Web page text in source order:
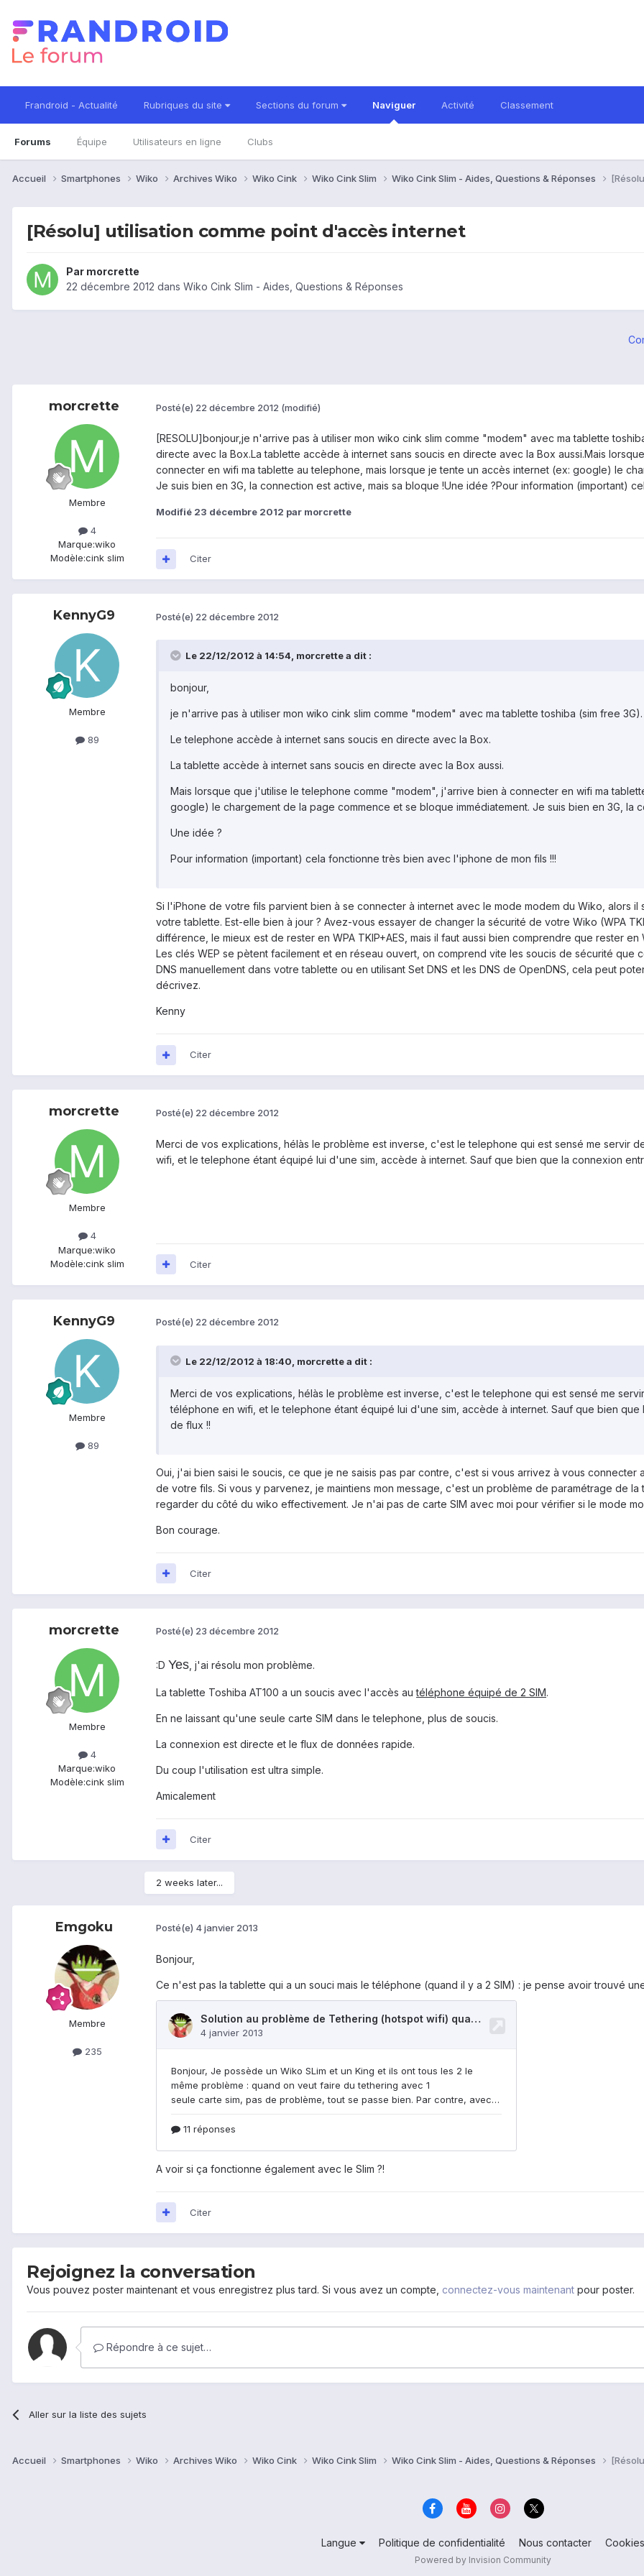
Frandroid - Actualité Rubriques du site Sections du forum Naviguer
Forums Équipe Utilisateurs en ligne Clubs
Activité Classement
Accueil Smartphones Wiko Archives Wiko Wiko Cink Wiko Cink Slim Wiko Cink Slim - Aides, Questions & Réponses
[Résolu] utilisation comme point d'accès internet
Par morcrette
22 décembre 2012 dans Wiko Cink Slim - Aides, Questions & Réponses
morcrette
Membre
4
Marque:wiko
Modèle:cink slim
Posté(e) 22 décembre 2012 (modifié)
[RESOLU]bonjour,je n'arrive pas à utiliser mon wiko cink slim comme "modem" avec ma tablette
directe avec la Box.La tablette accède à internet sans soucis en directe avec la Box aussi.Mais
connecter en wifi ma tablette au telephone, mais lorsque je tente un accès internet (ex: google) le
Je suis bien en 3G, la connection est active, mais sa bloque !Une idée ?Pour information (important)
Modifié 23 décembre 2012 par morcrette
Citer
KennyG9
Membre
89
Posté(e) 22 décembre 2012
Le 22/12/2012 à 14:54, morcrette a dit :
bonjour,
je n'arrive pas à utiliser mon wiko cink slim comme "modem" avec ma tablette toshiba (sim free 3G).
Le telephone accède à internet sans soucis en directe avec la Box.
La tablette accède à internet sans soucis en directe avec la Box aussi.
Mais lorsque que j'utilise le telephone comme "modem", j'arrive bien à connecter en wifi ma
google) le chargement de la page commence et se bloque immédiatement. Je suis bien en 3G, la
Une idée ?
Pour information (important) cela fonctionne très bien avec l'iphone de mon fils !!!
Si l'iPhone de votre fils parvient bien à se connecter à internet avec le mode modem du Wiko, alors
votre tablette. Est-elle bien à jour ? Avez-vous essayer de changer la sécurité de votre Wiko (WPA
différence, le mieux est de rester en WPA TKIP+AES, mais il faut aussi bien comprendre que rester
Les clés WEP se pètent facilement et en réseau ouvert, on comprend vite les soucis de sécurité
DNS manuellement dans votre tablette ou en utilisant Set DNS et les DNS de OpenDNS, cela peut
décrivez.
Kenny
Citer
morcrette
Membre
4
Marque:wiko
Modèle:cink slim
Posté(e) 22 décembre 2012
Merci de vos explications, hélàs le problème est inverse, c'est le telephone qui est sensé me servir
wifi, et le telephone étant équipé lui d'une sim, accède à internet. Sauf que bien que la connexion
Citer
KennyG9
Membre
89
Posté(e) 22 décembre 2012
Le 22/12/2012 à 18:40, morcrette a dit :
Merci de vos explications, hélàs le problème est inverse, c'est le telephone qui est sensé me
téléphone en wifi, et le telephone étant équipé lui d'une sim, accède à internet. Sauf que bien
de flux !!
Oui, j'ai bien saisi le soucis, ce que je ne saisis pas par contre, c'est si vous arrivez à vous
de votre fils. Si vous y parvenez, je maintiens mon message, c'est un problème de paramétrage de
regarder du côté du wiko effectivement. Je n'ai pas de carte SIM avec moi pour vérifier si le mode
Bon courage.
Citer
morcrette
Membre
4
Marque:wiko
Modèle:cink slim
Posté(e) 23 décembre 2012
:D Yes , j'ai résolu mon problème.
La tablette Toshiba AT100 a un soucis avec l'accès autéléphone équipé de 2 SIM.
En ne laissant qu'une seule carte SIM dans le telephone, plus de soucis.
La connexion est directe et le flux de données rapide.
Du coup l'utilisation est ultra simple.
Amicalement
Citer
2 weeks later...
Emgoku
Membre
235
Posté(e) 4 janvier 2013
Bonjour,
Ce n'est pas la tablette qui a un souci mais le téléphone (quand il y a 2 SIM) : je pense avoir trouvé
A voir si ça fonctionne également avec le Slim ?!
Citer
Rejoignez la conversation
Vous pouvez poster maintenant et vous enregistrez plus tard. Si vous avez un compte, connectez-vous maintenant pour poster.
Répondre à ce sujet…
Aller sur la liste des sujets
Accueil Smartphones Wiko Archives Wiko Wiko Cink Wiko Cink Slim Wiko Cink Slim - Aides, Questions & Réponses
Langue Politique de confidentialité Nous contacter Cookies
Powered by Invision Community